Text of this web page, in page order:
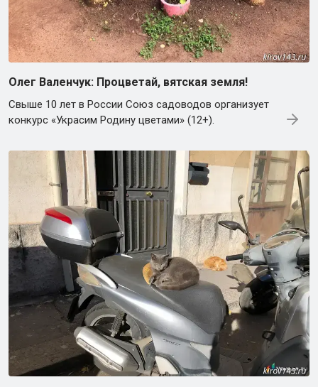
Олег Валенчук: Процветай, вятская земля!
Свыше 10 лет в России Союз садоводов организует
конкурс «Украсим Родину цветами» (12+).